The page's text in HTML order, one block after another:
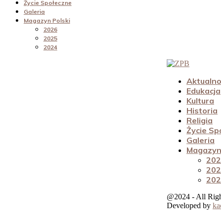
Życie Społeczne
Galeria
Magazyn Polski
2026
2025
2024
Edukacja
Kultura
Historia
Religia
Życie
Galeria
@2024 - All
Developed by